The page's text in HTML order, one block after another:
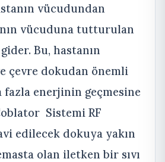
vücudundan
vücuduna tutturulan
Bu, hastanın
çevre dokudan önemli
enerjinin geçmesine
Sistemi RF
edilecek dokuya yakın
olan iletken bir sıvı